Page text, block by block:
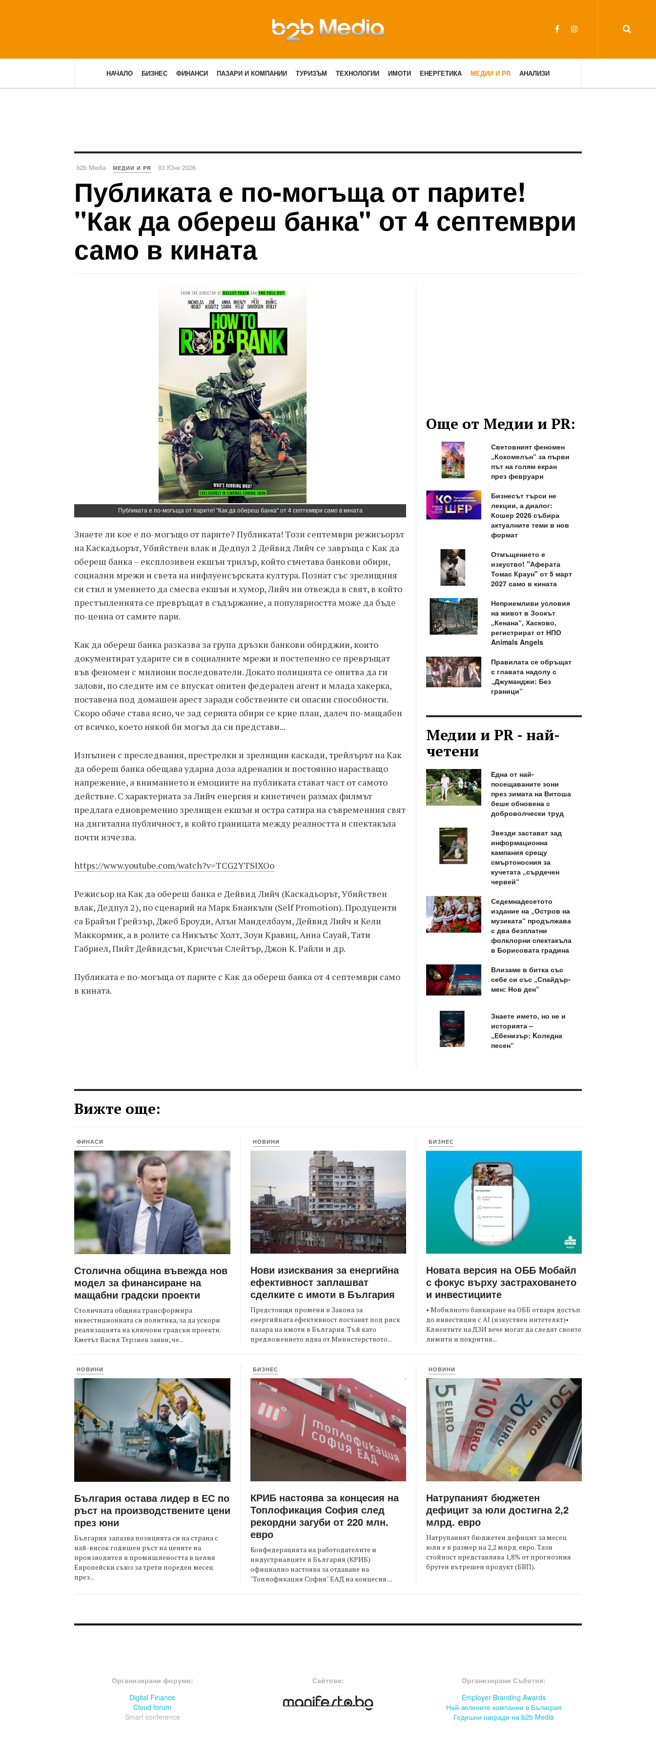
НАЧАЛО БИЗНЕС ФИНАНСИ ПАЗАРИ И КОМПАНИИ ТУРИЗЪМ ТЕХНОЛОГИИ ИМОТИ ЕНЕРГЕТИКА МЕДИИ И PR АНАЛИЗИ
b2b Media МЕДИИ И PR 03 Юни 2026
Публиката е по-могъща от парите!
"Как да обереш банка" от 4 септември
само в кината
Публиката е по-могъща от парите! "Как да обереш банка" от 4 септември само в кината
Знаете ли кое е по-могъщо от парите? Публиката! Този септември режисьорът
на Каскадьорът, Убийствен влак и Дедпул 2 Дейвид Лийч се завръща с Как да
обереш банка – експлозивен екшън трилър, който съчетава банкови обири,
социални мрежи и света на инфлуенсърската култура. Познат със зрелищния
си стил и умението да смесва екшън и хумор, Лийч ни отвежда в свят, в който
престъпленията се превръщат в съдържание, а популярността може да бъде
по-ценна от самите пари.
Как да обереш банка разказва за група дръзки банкови обирджии, които
документират ударите си в социалните мрежи и постепенно се превръщат
във феномен с милиони последователи. Докато полицията се опитва да ги
залови, по следите им се впускат опитен федерален агент и млада хакерка,
поставена под домашен арест заради собствените си опасни способности.
Скоро обаче става ясно, че зад серията обири се крие план, далеч по-мащабен
от всичко, което някой би могъл да си представи...
Изпълнен с преследвания, престрелки и зрелищни каскади, трейлърът на Как
да обереш банка обещава ударна доза адреналин и постоянно нарастващо
напрежение, а вниманието и емоциите на публиката стават част от самото
действие. С характерната за Лийч енергия и кинетичен размах филмът
предлага едновременно зрелищен екшън и остра сатира на съвременния свят
на дигитална публичност, в който границата между реалността и спектакъла
почти изчезва.
https://www.youtube.com/watch?v=TCG2YTSlXOo
Режисьор на Как да обереш банка е Дейвид Лийч (Каскадьорът, Убийствен
влак, Дедпул 2), по сценарий на Марк Бианкъли (Self Promotion). Продуценти
са Брайън Грейзър, Джеб Броуди, Алън Манделбаум, Дейвид Лийч и Кели
Маккормик, а в ролите са Никълъс Холт, Зоуи Кравиц, Анна Сауай, Тати
Габриел, Пийт Дейвидсън, Крисчън Слейтър, Джон К. Райли и др.
Публиката е по-могъща от парите с Как да обереш банка от 4 септември само
в кината.
Още от Медии и PR:
Световният феномен
„Кокомелън“ за първи
път на голям екран
през февруари
Бизнесът търси не
лекции, а диалог:
Кошер 2026 събира
актуалните теми в нов
формат
Отмъщението е
изкуство! "Аферата
Томас Краун" от 5 март
2027 само в кината
Неприемливи условия
на живот в Зоокът
„Кенана“, Хасково,
регистрират от НПО
Animals Angels
Правилата се обръщат
с главата надолу с
„Джуманджи: Без
граници“
Медии и PR - най-
четени
Една от най-
посещаваните зони
през зимата на Витоша
беше обновена с
доброволчески труд
Звезди застават зад
информационна
кампания срещу
смъртоносния за
кучетата „сърдечен
червей“
Седемнадесетото
издание на „Остров на
музиката“ продължава
с два безплатни
фолклорни спектакъла
в Борисовата градина
Влизаме в битка със
себе си със „Спайдър-
мен: Нов ден“
Знаете името, но не и
историята –
„Ебенизър: Kоледна
песен“
Вижте още:
ФИНАСИ
Столична община въвежда нов
модел за финансиране на
мащабни градски проекти
Столичната община трансформира
инвестиционната си политика, за да ускори
реализацията на ключови градски проекти.
Кметът Васил Терзиев заяви, че...
НОВИНИ
Нови изисквания за енергийна
ефективност заплашват
сделките с имоти в България
Предстоящи промени в Закона за
енергийната ефективност поставят под риск
пазара на имоти в България. Тъй като
предложението идва от Министерството...
БИЗНЕС
Новата версия на ОББ Мобайл
с фокус върху застраховането
и инвестициите
• Мобилното банкиране на ОББ отваря достъп
до инвестиции с AI (изкуствен интетелкт)•
Клиентите на ДЗИ вече могат да следят своите
лимити и покрития...
НОВИНИ
България остава лидер в ЕС по
ръст на производствените цени
през юни
България запазва позицията си на страна с
най-висок годишен ръст на цените на
производител в промишлеността в целия
Европейски съюз за трети пореден месец
през...
БИЗНЕС
КРИБ настоява за концесия на
Топлофикация София след
рекордни загуби от 220 млн.
евро
Конфедерацията на работодателите и
индустриалците в България (КРИБ)
официално настоява за отдаване на
"Топлофикация София" ЕАД на концесия....
НОВИНИ
Натрупаният бюджетен
дефицит за юли достигна 2,2
млрд. евро
Натрупаният бюджетен дефицит за месец
юли е в размер на 2,2 млрд. евро. Тази
стойност представлява 1,8% от прогнозния
брутен вътрешен продукт (БВП).
Организирани форуми:
Digital Finance
Cloud forum
Smart conference
Сайтове:
Организирани Събития:
Employer Branding Awards
Най-зелените компании в Бълагрия
Годишни награди на b2b Media